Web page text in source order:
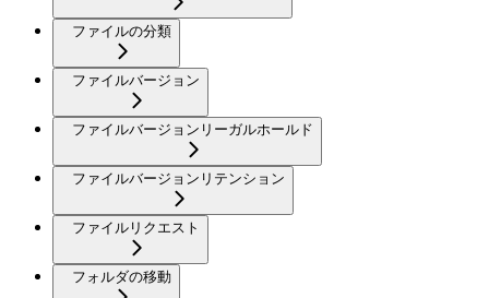
ファイルの分類
ファイルバージョン
ファイルバージョンリーガルホールド
ファイルバージョンリテンション
ファイルリクエスト
フォルダの移動